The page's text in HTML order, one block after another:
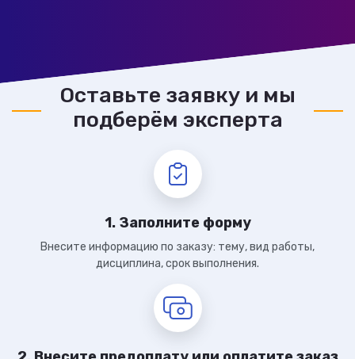
Оставьте заявку и мы
подберём эксперта
1. Заполните форму
Внесите информацию по заказу: тему, вид работы,
дисциплина, срок выполнения.